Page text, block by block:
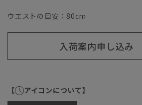
ウエストの目安： 80cm
入荷案内申し込み
【 アイコンについて】